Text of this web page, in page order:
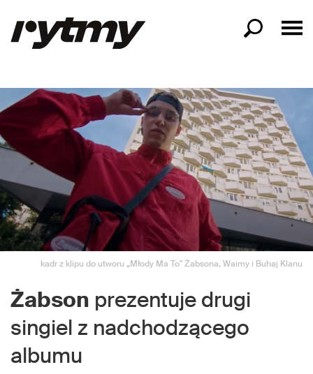
kadr z klipu do utworu „Młody Ma To" Żabsona, Waimy i Buhaj Klanu
Żabson prezentuje drugi
singiel z nadchodzącego
albumu